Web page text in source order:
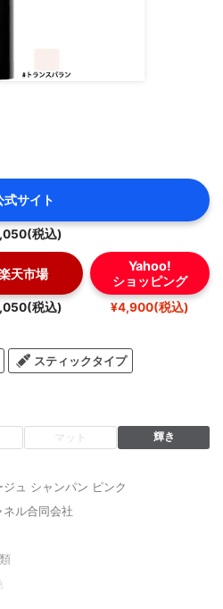
式サイト
税込)
天市場
税込)
Yahoo!
ショッピング
¥4,900(税込)
スティックタイプ
マット 輝き
ジュ シャンパン ピンク
ネル合同会社